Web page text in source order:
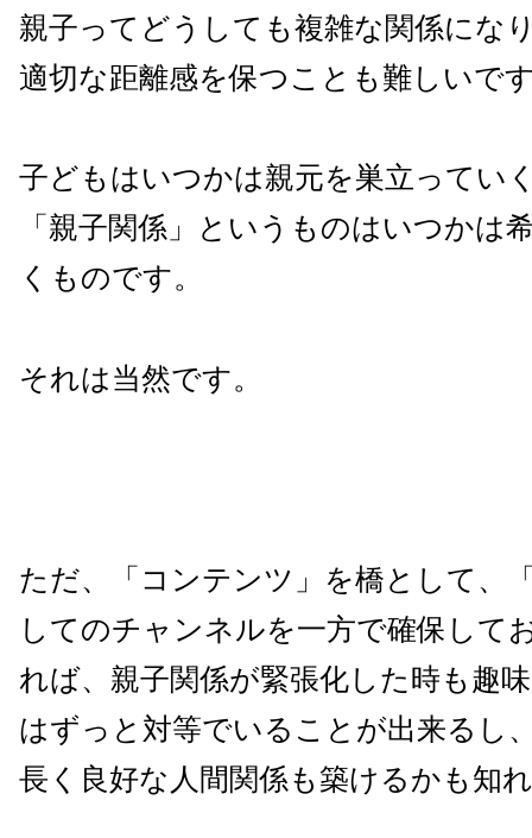
親子ってどうしても複雑な関係にな
適切な距離感を保つことも難しいで
子どもはいつかは親元を巣立ってい
「親子関係」というものはいつかは
くものです。
それは当然です。
ただ、「コンテンツ」を橋として、
してのチャンネルを一方で確保して
れば、親子関係が緊張化した時も趣
はずっと対等でいることが出来るし
長く良好な人間関係も築けるかも知